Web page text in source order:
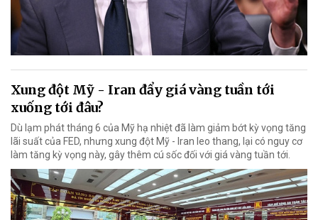
Xung đột Mỹ - Iran đẩy giá vàng tuần tới
xuống tới đâu?
Dù lạm phát tháng 6 của Mỹ hạ nhiệt đã làm giảm bớt kỳ vọng tăng
lãi suất của FED, nhưng xung đột Mỹ - Iran leo thang, lại có nguy cơ
làm tăng kỳ vọng này, gây thêm cú sốc đối với giá vàng tuần tới.